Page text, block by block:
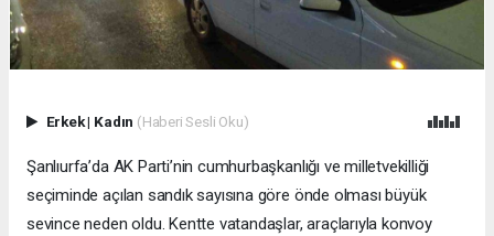
Erkek| Kadın (Haberi Sesli Oku)
Şanlıurfa’da AK Parti’nin cumhurbaşkanlığı ve milletvekilliği
seçiminde açılan sandık sayısına göre önde olması büyük
sevince neden oldu. Kentte vatandaşlar, araçlarıyla konvoy